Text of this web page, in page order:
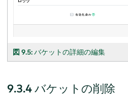
図 9.5:バケットの詳細の編集
9.3.4バケットの削除